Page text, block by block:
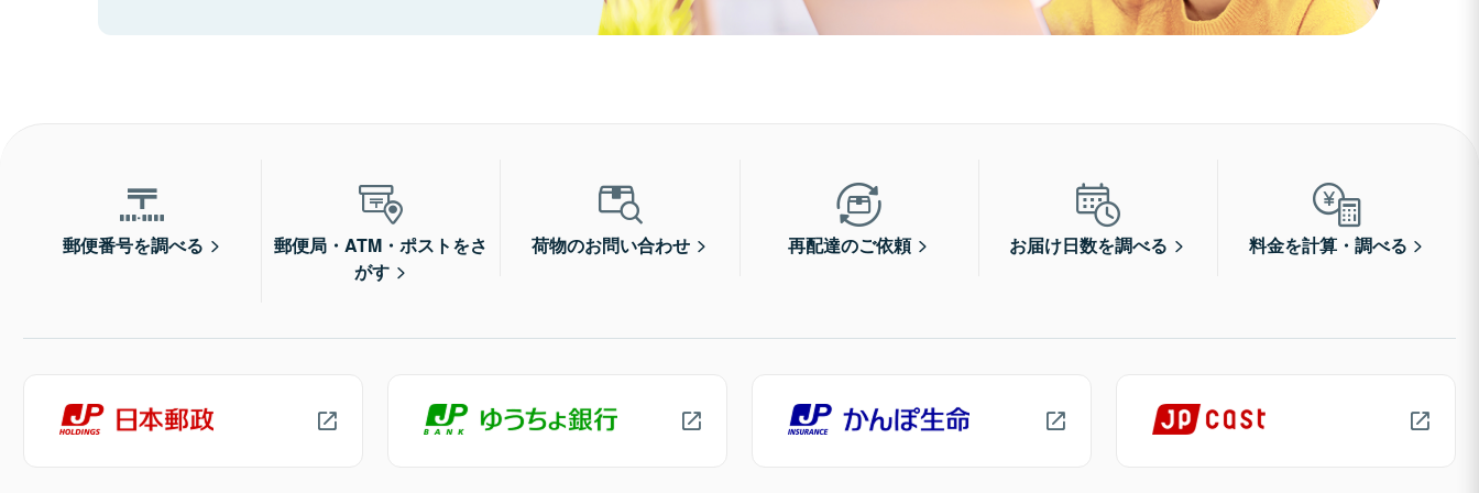
郵便番号を調べる
郵便局・ATM・ポストをさ
がす
荷物のお問い合わせ 再配達のご依頼 お届け日数を調べる 料金を計算・調べる